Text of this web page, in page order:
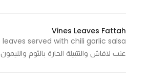
Vines Leaves Fattah
عنب لافاش والتتبيلة الحارة بالثوم والليمون 647 Cal - 647 سعرة حرارية